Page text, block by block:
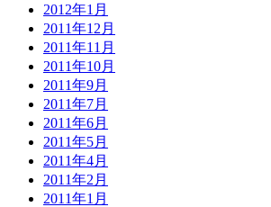
2012年1月
2011年12月
2011年11月
2011年10月
2011年9月
2011年7月
2011年6月
2011年5月
2011年4月
2011年2月
2011年1月